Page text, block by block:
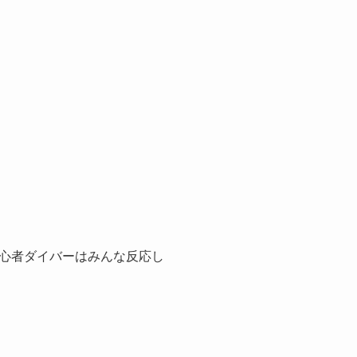
者ダイバーはみんな反応し